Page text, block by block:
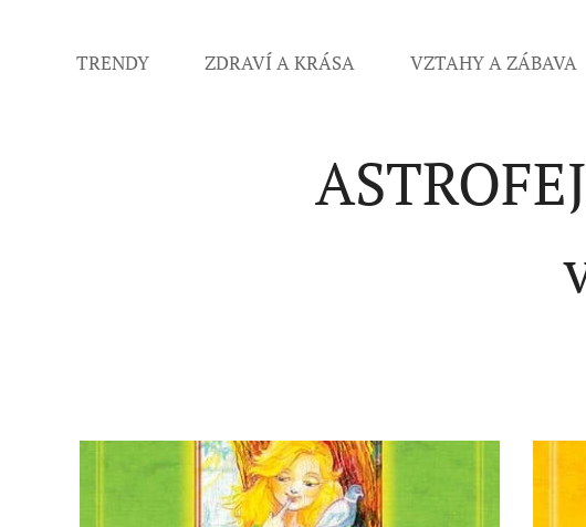
TRENDY ZDRAVÍ A KRÁSA VZTAHY A ZÁBAVA